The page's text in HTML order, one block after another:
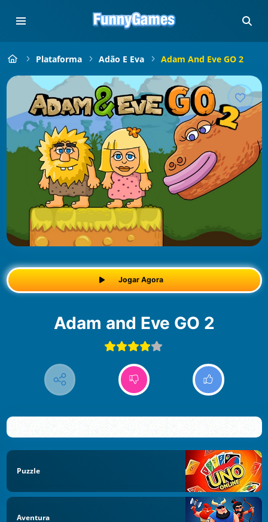
Plataforma Adão E Eva Adam And Eve GO 2
Jogar Agora
Adam and Eve GO 2
Puzzle
Aventura